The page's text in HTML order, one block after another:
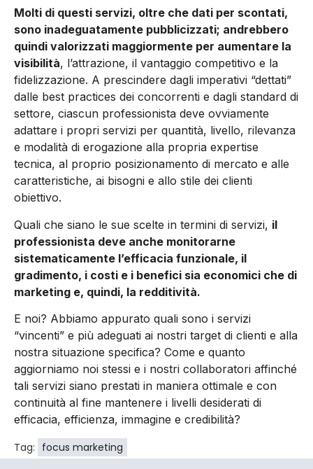
Molti di questi servizi, oltre che dati per scontati,
sono inadeguatamente pubblicizzati; andrebbero
quindi valorizzati maggiormente per aumentare la
visibilità, l’attrazione, il vantaggio competitivo e la
fidelizzazione. A prescindere dagli imperativi “dettati”
dalle best practices dei concorrenti e dagli standard di
settore, ciascun professionista deve ovviamente
adattare i propri servizi per quantità, livello, rilevanza
e modalità di erogazione alla propria expertise
tecnica, al proprio posizionamento di mercato e alle
caratteristiche, ai bisogni e allo stile dei clienti
obiettivo.
Quali che siano le sue scelte in termini di servizi, il
professionista deve anche monitorarne
sistematicamente l’efficacia funzionale, il
gradimento, i costi e i benefici sia economici che di
marketing e, quindi, la redditività.
E noi? Abbiamo appurato quali sono i servizi
“vincenti” e più adeguati ai nostri target di clienti e alla
nostra situazione specifica? Come e quanto
aggiorniamo noi stessi e i nostri collaboratori affinché
tali servizi siano prestati in maniera ottimale e con
continuità al fine mantenere i livelli desiderati di
efficacia, efficienza, immagine e credibilità?
Tag: focus marketing